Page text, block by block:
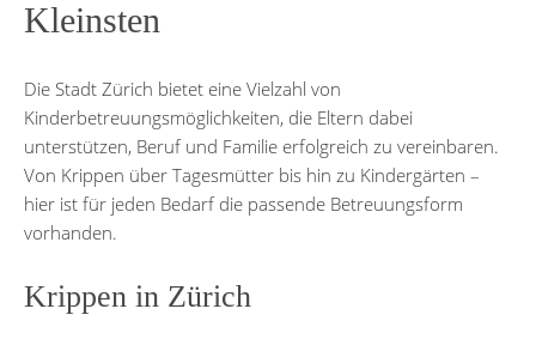
Kleinsten
Die Stadt Zürich bietet eine Vielzahl von
Kinderbetreuungsmöglichkeiten, die Eltern dabei
unterstützen, Beruf und Familie erfolgreich zu vereinbaren.
Von Krippen über Tagesmütter bis hin zu Kindergärten –
hier ist für jeden Bedarf die passende Betreuungsform
vorhanden.
Krippen in Zürich